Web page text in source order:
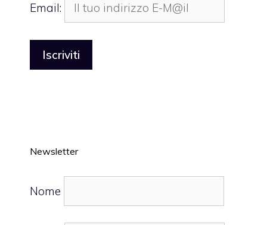
Email:
Newsletter
Nome